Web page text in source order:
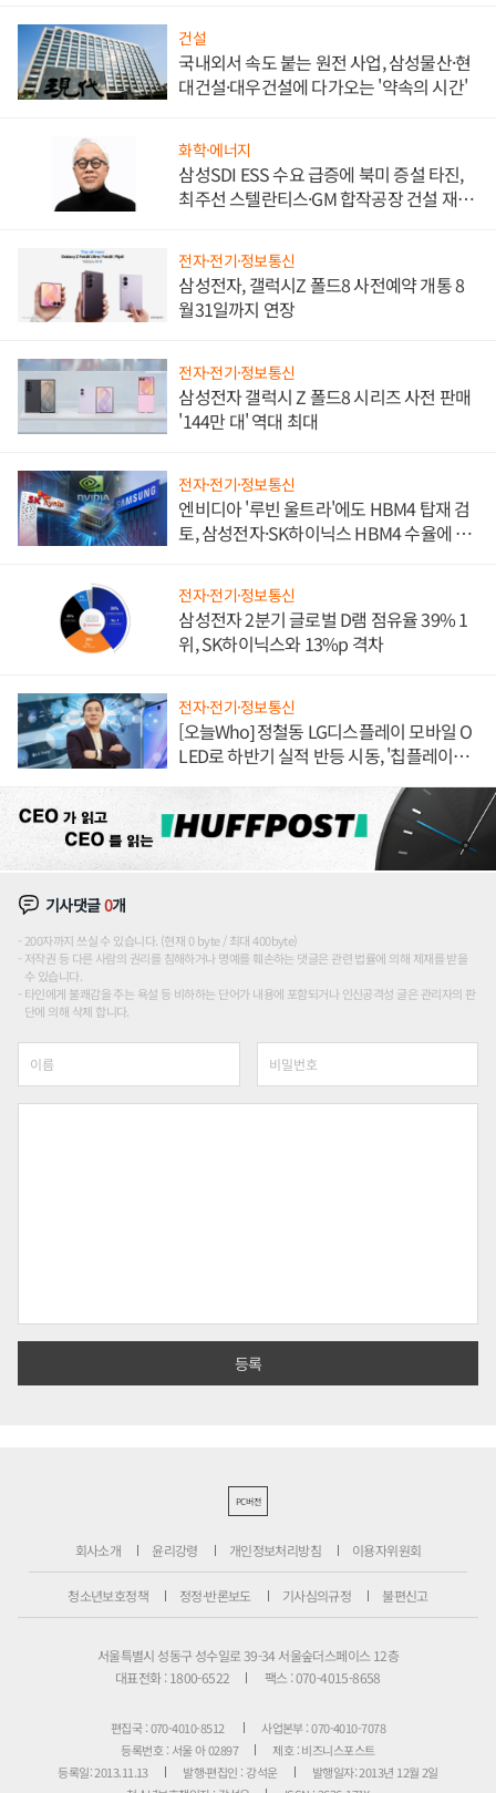
건설
국내외서 속도 붙는 원전 사업, 삼성물산·현
대건설·대우건설에 다가오는 '약속의 시간'
화학·에너지
삼성SDI ESS 수요 급증에 북미 증설 타진,
최주선 스텔란티스·GM 합작공장 건설 재추
전자·전기·정보통신
삼성전자, 갤럭시Z 폴드8 사전예약 개통 8
월31일까지 연장
전자·전기·정보통신
삼성전자 갤럭시 Z 폴드8 시리즈 사전 판매
'144만 대' 역대 최대
전자·전기·정보통신
엔비디아 '루빈 울트라'에도 HBM4 탑재 검
토, 삼성전자·SK하이닉스 HBM4 수율에 주
전자·전기·정보통신
삼성전자 2분기 글로벌 D램 점유율 39% 1
위, SK하이닉스와 13%p 격차
전자·전기·정보통신
[오늘Who] 정철동 LG디스플레이 모바일 O
LED로 하반기 실적 반등 시동, '칩플레이
기사댓글0개
200자까지 쓰실 수 있습니다. (현재 0 byte / 최대 400byte)
저작권 등 다른 사람의 권리를 침해하거나 명예를 훼손하는 댓글은 관련 법률에 의해 제재를 받을
수 있습니다.
타인에게 불쾌감을 주는 욕설 등 비하하는 단어가 내용에 포함되거나 인신공격성 글은 관리자의 판
단에 의해 삭제 합니다.
PC버전
회사소개 윤리강령 개인정보처리방침 이용자위원회
청소년보호정책 정정·반론보도 기사심의규정 불편신고
서울특별시 성동구 성수일로 39-34 서울숲더스페이스 12층
대표전화 : 1800-6522
팩스 : 070-4015-8658
편집국 : 070-4010-8512
사업본부 : 070-4010-7078
등록번호 : 서울 아 02897
제호 : 비즈니스포스트
등록일: 2013.11.13
발행·편집인 : 강석운
발행일자: 2013년 12월 2일